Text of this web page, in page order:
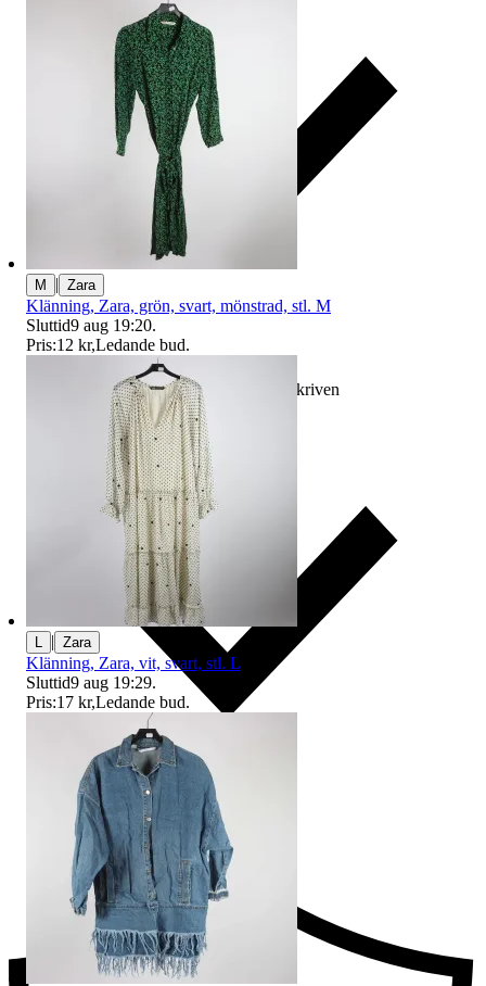
Ersättning om varan inte är som beskriven
Ersättning om du inte får din vara
M | Zara
Klänning, Zara, grön, svart, mönstrad, stl. M
Sluttid9 aug 19:20.
Pris:12 kr,Ledande bud.
| Zara
Klänning, Zara, vit, svart, stl. L
Sluttid9 aug 19:29.
Pris:17 kr,Ledande bud.